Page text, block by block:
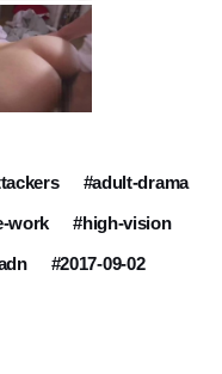
#adult-drama
work
#high-vision
#2017-09-02